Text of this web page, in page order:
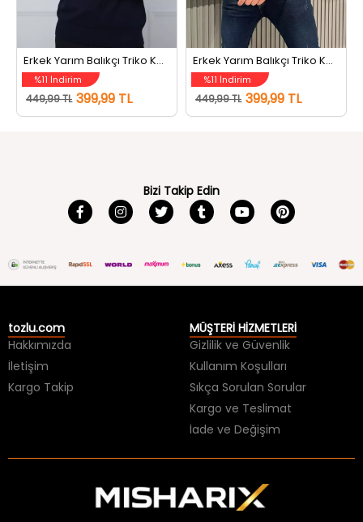
Erkek Yarım Balıkçı Triko Kazak Açıklacivert
%11 İndirim
449,99 TL 399,99 TL
Erkek Yarım Balıkçı Triko Kazak Taş
%11 İndirim
449,99 TL 399,99 TL
Bizi Takip Edin
tozlu.com
Hakkımızda
İletişim
Kargo Takip
MÜŞTERİ HİZMETLERİ
Gizlilik ve Güvenlik
Kullanım Koşulları
Sıkça Sorulan Sorular
Kargo ve Teslimat
İade ve Değişim